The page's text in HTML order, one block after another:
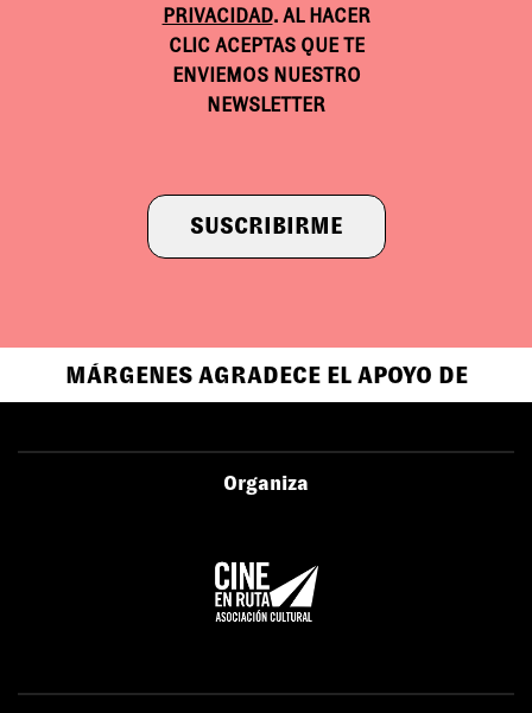
PRIVACIDAD. AL HACER
CLIC ACEPTAS QUE TE
ENVIEMOS NUESTRO
NEWSLETTER
SUSCRIBIRME
MÁRGENES AGRADECE EL APOYO DE
Organiza